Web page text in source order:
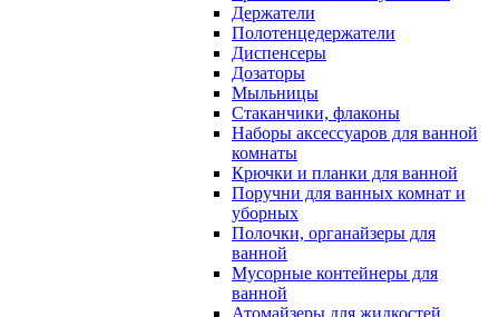
Держатели
Полотенцедержатели
Диспенсеры
Дозаторы
Мыльницы
Стаканчики, флаконы
Наборы аксессуаров для ванной
комнаты
Крючки и планки для ванной
Поручни для ванных комнат и
уборных
Полочки, органайзеры для
ванной
Мусорные контейнеры для
ванной
Атомайзеры для жидкостей